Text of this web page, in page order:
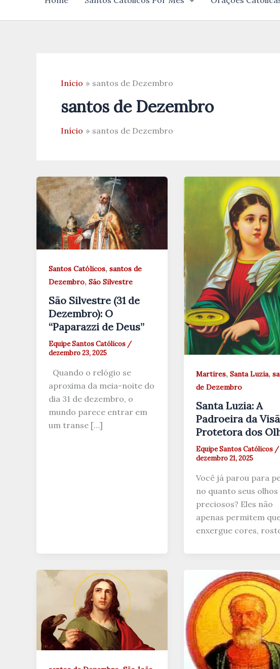
Início santos de Dezembro
santos de Dezembro
Início santos de Dezembro
Santos Católicos, santos de
Dezembro, São Silvestre
São Silvestre (31 de
Dezembro): O
“Paparazzi de Deus”
Equipe Santos Católicos /
dezembro 23, 2025
Quando o relógio se
aproxima da meia-noite do
dia 31 de dezembro, o
mundo parece entrar em
um transe […]
Martires, Santa Luzia,
de Dezembro
Santa Luzia: A
Padroeira da
Protetora dos
Equipe Santos Católicos /
dezembro 21, 2025
Você já parou para
no quanto seus olhos
preciosos? Eles não
apenas permitem
enxergue cores,